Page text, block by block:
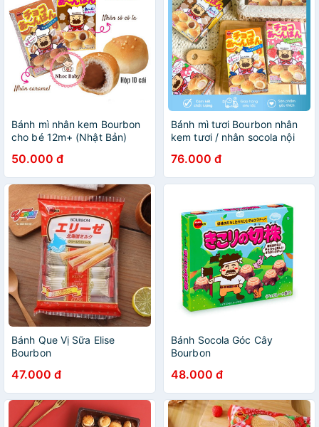
Bánh mì nhân kem Bourbon
cho bé 12m+ (Nhật Bản)
50.000 đ
Bánh mì tươi Bourbon nhân
kem tươi / nhân socola nội
từ 12m+ 42gr
76.000 đ
Bánh Que Vị Sữa Elise
Bourbon
47.000 đ
Bánh Socola Góc Cây
Bourbon
48.000 đ